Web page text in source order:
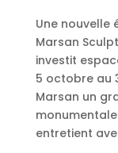
Une nouvelle
Marsan
investit
5 octobre au
Marsan un
entretient